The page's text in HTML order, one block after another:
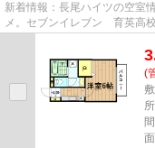
新着情報：長尾ハイツの空室
メ。セブンイレブン 育英高
(